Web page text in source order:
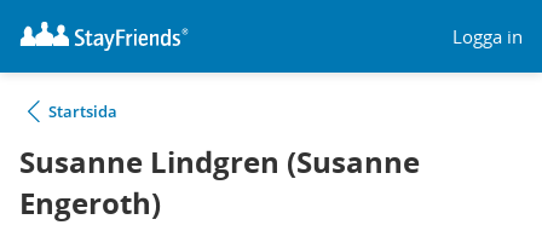
Logga in
Startsida
Susanne Lindgren (Susanne
Engeroth)